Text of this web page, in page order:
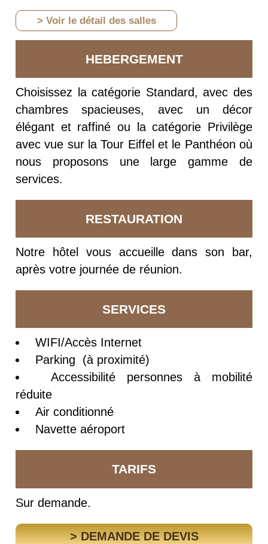
> Voir le détail des salles
HEBERGEMENT
Choisissez la catégorie Standard, avec des
chambres spacieuses, avec un décor
élégant et raffiné ou la catégorie Privilège
avec vue sur la Tour Eiffel et le Panthéon où
nous proposons une large gamme de
services.
RESTAURATION
Notre hôtel vous accueille dans son bar,
après votre journée de réunion.
SERVICES
WIFI/Accès Internet
Parking (à proximité)
Accessibilité personnes à mobilité
réduite
Air conditionné
Navette aéroport
TARIFS
Sur demande.
> DEMANDE DE DEVIS